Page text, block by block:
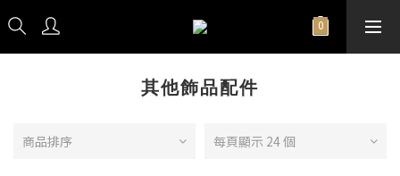
其他飾品配件
商品排序 每頁顯示 24 個